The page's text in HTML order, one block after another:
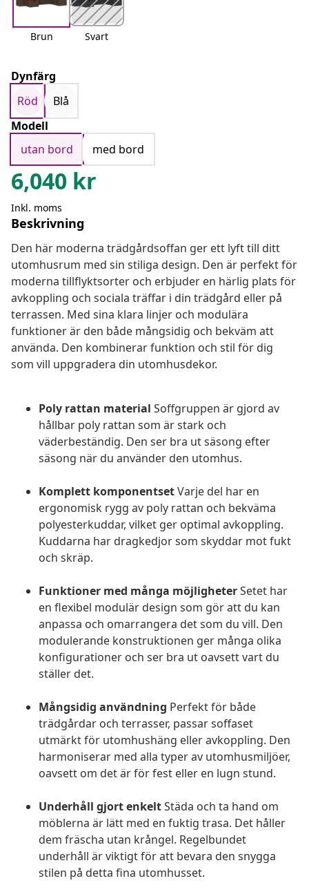
Brun Svart
Dynfärg
Röd
Blå
Modell
utan bord
med bord
6,040 kr
Inkl. moms
Beskrivning
Den här moderna trädgårdsoffan ger ett lyft till ditt
utomhusrum med sin stiliga design. Den är perfekt för
moderna tillflyktsorter och erbjuder en härlig plats för
avkoppling och sociala träffar i din trädgård eller på
terrassen. Med sina klara linjer och modulära
funktioner är den både mångsidig och bekväm att
använda. Den kombinerar funktion och stil för dig
som vill uppgradera din utomhusdekor.
Poly rattan material Soffgruppen är gjord av
hållbar poly rattan som är stark och
väderbeständig. Den ser bra ut säsong efter
säsong när du använder den utomhus.
Komplett komponentsetVarje del har en
ergonomisk rygg av poly rattan och bekväma
polyesterkuddar, vilket ger optimal avkoppling.
Kuddarna har dragkedjor som skyddar mot fukt
och skräp.
Funktioner med många möjligheterSetet har
en flexibel modulär design som gör att du kan
anpassa och omarrangera det som du vill. Den
modulerande konstruktionen ger många olika
konfigurationer och ser bra ut oavsett vart du
ställer det.
Mångsidig användning Perfekt för både
trädgårdar och terrasser, passar soffaset
utmärkt för utomhushäng eller avkoppling. Den
harmoniserar med alla typer av utomhusmiljöer,
oavsett om det är för fest eller en lugn stund.
Underhåll gjort enkeltStäda och ta hand om
möblerna är lätt med en fuktig trasa. Det håller
dem fräscha utan krångel. Regelbundet
underhåll är viktigt för att bevara den snygga
stilen på detta fina utomhusset.